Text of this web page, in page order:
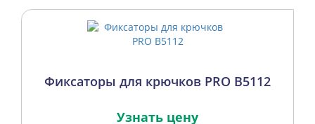
Фиксаторы для крючков PRO B5112
Узнать цену